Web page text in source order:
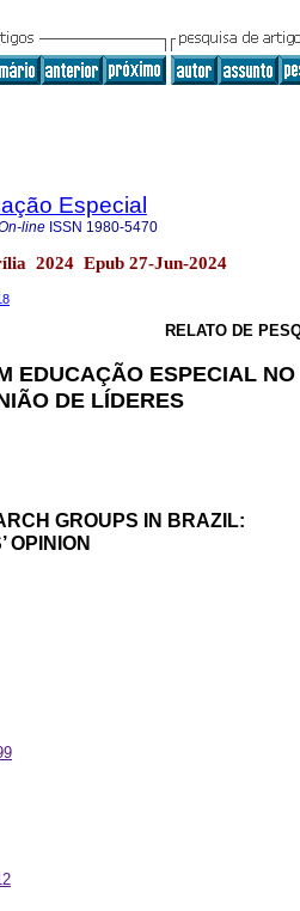
Especial
line ISSN 1980-5470
2024 Epub 27-Jun-2024
RELATO DE
EDUCAÇÃO ESPECIAL NO
DE LÍDERES
GROUPS IN BRAZIL:
OPINION